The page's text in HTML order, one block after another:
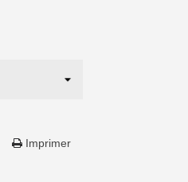
Imprimer